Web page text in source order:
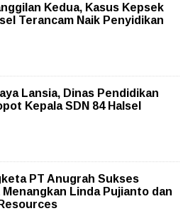
Kedua, Kasus Kepsek
Terancam Naik Penyidikan
Lansia, Dinas Pendidikan
Kepala SDN 84 Halsel
PT Anugrah Sukses
Menangkan Linda Pujianto dan